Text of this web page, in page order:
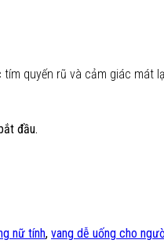
quyến rũ và cảm giác mát
đầu.
nữ tính, vang dễ uống cho